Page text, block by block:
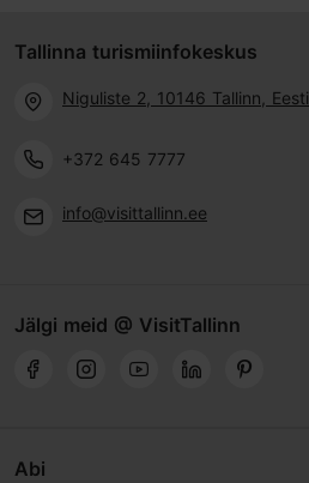
Tallinna turismiinfokeskus
Niguliste 2, 10146 Tallinn, Eesti
+372 645 7777
info@visittallinn.ee
Jälgi meid @ VisitTallinn
Abi